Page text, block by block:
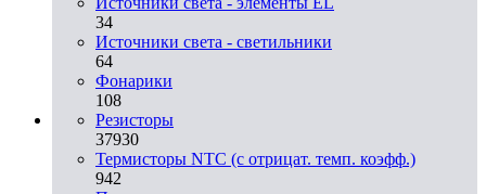
34
Источники света - светильники
64
Фонарики
108
Резисторы
37930
Термисторы NTC (с отрицат. темп. коэфф.)
942